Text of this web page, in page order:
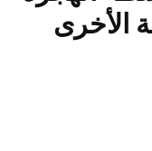
الأخرى